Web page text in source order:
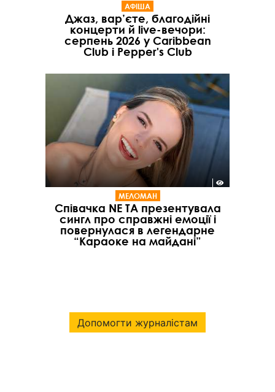
АФІША
Джаз, вар’єте, благодійні
концерти й live-вечори:
серпень 2026 у Caribbean
Club і Pepper's Club
МЕЛОМАН
Співачка NE TA презентувала
сингл про справжні емоції і
повернулася в легендарне
“Караоке на майдані”
Допомогти журналістам